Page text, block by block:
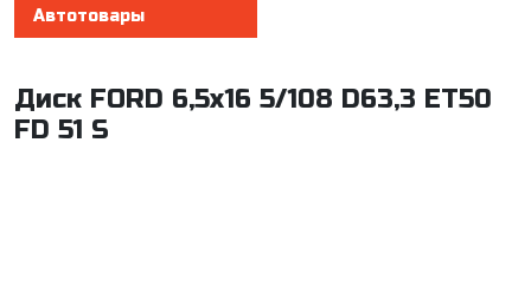
Автотовары
Диск FORD 6,5x16 5/108 D63,3 ET50
FD 51 S